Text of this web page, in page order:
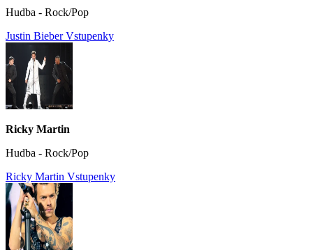
Hudba - Rock/Pop
Justin Bieber Vstupenky
Ricky Martin
Hudba - Rock/Pop
Ricky Martin Vstupenky